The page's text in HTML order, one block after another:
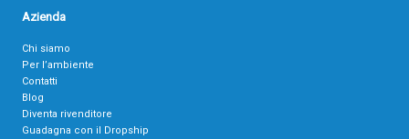
Azienda
Chi siamo
Per l’ambiente
Contatti
Blog
Diventa rivenditore
Guadagna con il Dropship